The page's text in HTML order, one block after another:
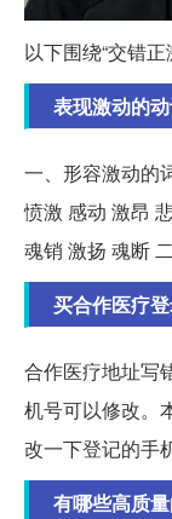
以下围绕“交错
表现激动的
一、形容激动的
愤激 感动 激昂
魂销 激扬 魂断
买合作医疗
合作医疗地址写
机号可以修改。
改一下登记的手
有哪些高质